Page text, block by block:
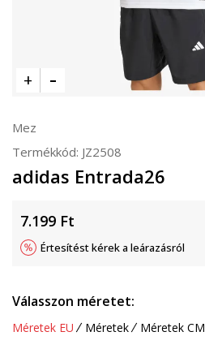
Mez
Termékkód: JZ2508
adidas Entrada26
7.199 Ft
Értesítést kérek a leárazásról
Válasszon méretet:
Méretek EU Méretek Méretek CM